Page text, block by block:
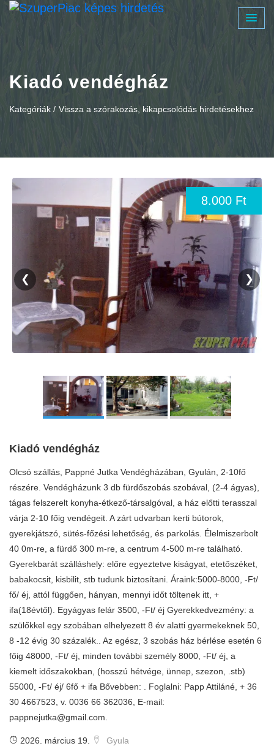
Kiadó vendégház
Kategóriák / Vissza a szórakozás, kikapcsolódás hirdetésekhez
8.000 Ft
❮ ❯
Kiadó vendégház
Olcsó szállás, Pappné Jutka Vendégházában, Gyulán, 2-10fő
részére. Vendégházunk 3 db fürdőszobás szobával, (2-4 ágyas),
tágas felszerelt konyha-étkező-társalgóval, a ház előtti terasszal
várja 2-10 főig vendégeit. A zárt udvarban kerti bútorok,
gyerekjátszó, sütés-főzési lehetőség, és parkolás. Élelmiszerbolt
40 0m-re, a fürdő 300 m-re, a centrum 4-500 m-re található.
Gyerekbarát szálláshely: előre egyeztetve kiságyat, etetőszéket,
babakocsit, kisbilit, stb tudunk biztosítani. Áraink:5000-8000, -Ft/
fő/ éj, attól függően, hányan, mennyi időt töltenek itt, +
ifa(18évtől). Egyágyas felár 3500, -Ft/ éj Gyerekkedvezmény: a
szülőkkel egy szobában elhelyezett 8 év alatti gyermekeknek 50,
8 -12 évig 30 százalék.. Az egész, 3 szobás ház bérlése esetén 6
főig 48000, -Ft/ éj, minden további személy 8000, -Ft/ éj, a
kiemelt időszakokban, (hosszú hétvége, ünnep, szezon, .stb)
55000, -Ft/ éj/ 6fő + ifa Bővebben: . Foglalni: Papp Attiláné, + 36
30 4667523, v. 0036 66 362036, E-mail:
pappnejutka@gmail.com
2026. március 19.
Gyula